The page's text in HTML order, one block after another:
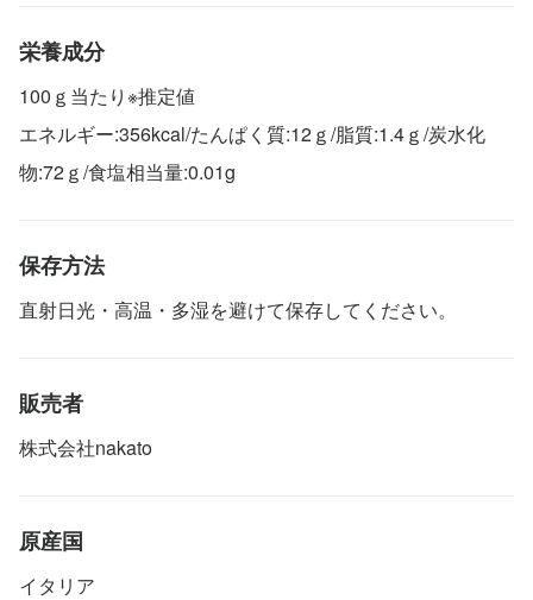
栄養成分
100ｇ当たり※推定値
エネルギー:356kcal/たんぱく質:12ｇ/脂質:1.4ｇ/炭水化
物:72ｇ/食塩相当量:0.01g
保存方法
直射日光・高温・多湿を避けて保存してください。
販売者
株式会社nakato
原産国
イタリア